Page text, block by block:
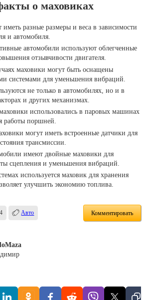
о маховиках
разные размеры и веса в зависимости
и автомобиля.
автомобили используют облегченные
отзывчивости двигателя.
маховики могут быть оснащены
системами для уменьшения вибраций.
не только в автомобилях, но и в
и других механизмах.
использовались в паровых машинах
работы поршней.
могут иметь встроенные датчики для
трансмиссии.
имеют двойные маховики для
сцепления и уменьшения вибраций.
используется маховик для хранения
улучшить экономию топлива.
Авто Комментировать